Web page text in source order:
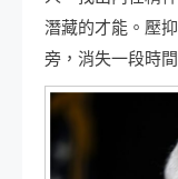
潛藏的才能。壓
旁，消失一段時間